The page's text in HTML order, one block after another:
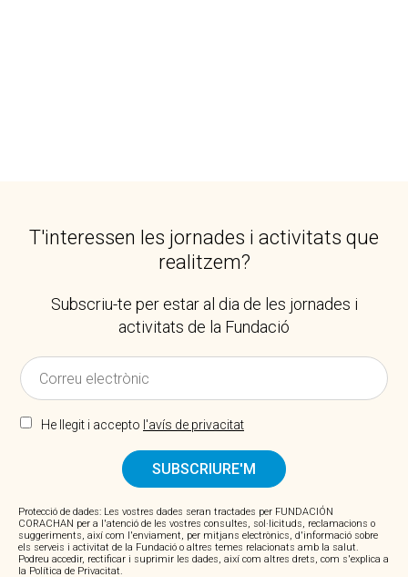
T'interessen les jornades i activitats que
realitzem?
Subscriu-te per estar al dia de les jornades i
activitats de la Fundació
He llegit i accepto l'avís de privacitat
SUBSCRIURE'M
Protecció de dades: Les vostres dades seran tractades per FUNDACIÓN
CORACHAN per a l'atenció de les vostres consultes, sol·licituds, reclamacions o
suggeriments, així com l'enviament, per mitjans electrònics, d'informació sobre
els serveis i activitat de la Fundació o altres temes relacionats amb la salut.
Podreu accedir, rectificar i suprimir les dades, així com altres drets, com s'explica a
la Política de Privacitat.